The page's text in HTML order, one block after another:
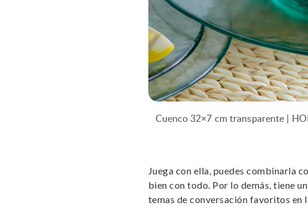
Cuenco 32×7 cm transparente |
Juega con ella, puedes combinarla
bien con todo. Por lo demás, tiene
temas de conversación favoritos en